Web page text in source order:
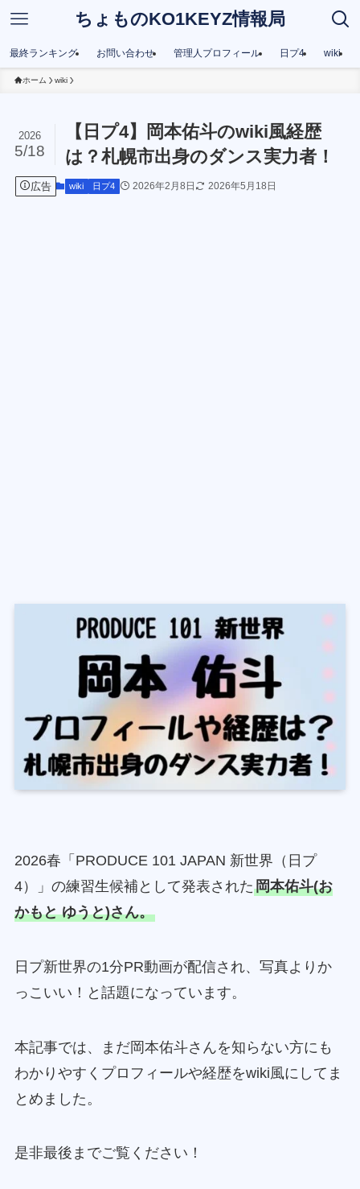
ちょものKO1KEYZ情報局
最終ランキング お問い合わせ 管理人プロフィール 日プ4 wiki
ホーム wiki
【日プ4】岡本佑斗のwiki風経歴
は？札幌市出身のダンス実力者！
2026
5/18
広告 wiki 日プ4 2026年2月8日 2026年5月18日
2026春「PRODUCE 101 JAPAN 新世界（日プ
4）」の練習生候補として発表された岡本佑斗(お
かもと ゆうと)さん。
日プ新世界の1分PR動画が配信され、写真よりか
っこいい！と話題になっています。
本記事では、まだ岡本佑斗さんを知らない方にも
わかりやすくプロフィールや経歴をwiki風にしてま
とめました。
是非最後までご覧ください！